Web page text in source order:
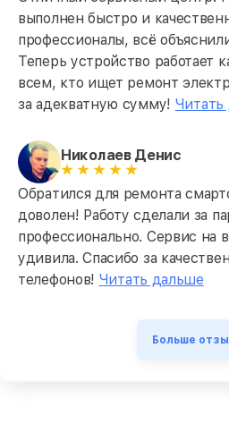
выполнен быстро и
профессионалы, всё
Теперь устройство работает
всем, кто ищет ремонт
за адекватную сумму! Читать
Николаев Денис
Обратился для ремонта
доволен! Работу сделали за
профессионально. Сервис на
удивила. Спасибо за
телефонов! Читать дальше
Больше